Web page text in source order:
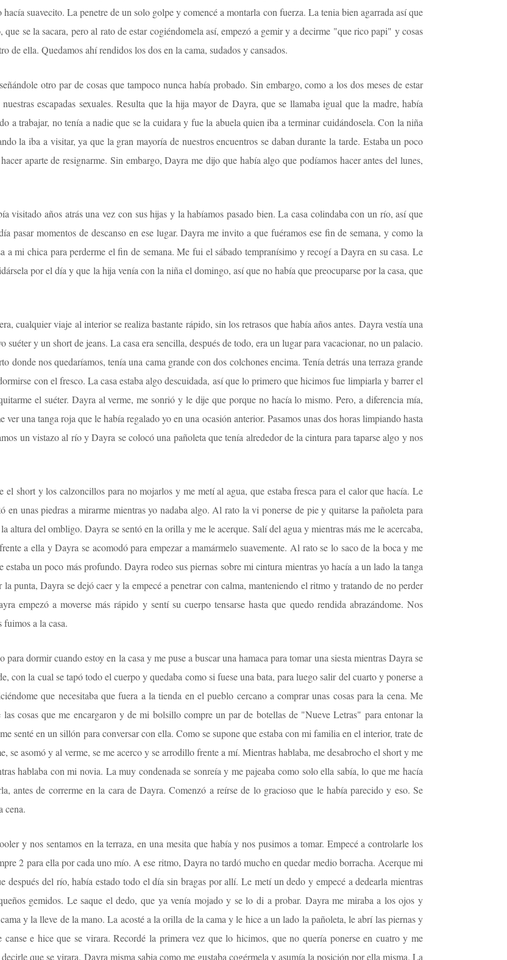
suavecito. La penetre de un solo golpe y comencé a montarla con fuerza. La tenia bien agarrada así que
se la sacara, pero al rato de estar cogiéndomela así, empezó a gemir y a decirme "que rico papi" y cosas
de ella. Quedamos ahí rendidos los dos en la cama, sudados y cansados.
otro par de cosas que tampoco nunca había probado. Sin embargo, como a los dos meses de estar
escapadas sexuales. Resulta que la hija mayor de Dayra, que se llamaba igual que la madre, había
a trabajar, no tenía a nadie que se la cuidara y fue la abuela quien iba a terminar cuidándosela. Con la niña
la iba a visitar, ya que la gran mayoría de nuestros encuentros se daban durante la tarde. Estaba un poco
aparte de resignarme. Sin embargo, Dayra me dijo que había algo que podíamos hacer antes del lunes,
visitado años atrás una vez con sus hijas y la habíamos pasado bien. La casa colindaba con un río, así que
pasar momentos de descanso en ese lugar. Dayra me invito a que fuéramos ese fin de semana, y como la
a mi chica para perderme el fin de semana. Me fui el sábado tempranísimo y recogí a Dayra en su casa. Le
por el día y que la hija venía con la niña el domingo, así que no había que preocuparse por la casa, que
cualquier viaje al interior se realiza bastante rápido, sin los retrasos que había años antes. Dayra vestía una
y un short de jeans. La casa era sencilla, después de todo, era un lugar para vacacionar, no un palacio.
donde nos quedaríamos, tenía una cama grande con dos colchones encima. Tenía detrás una terraza grande
con el fresco. La casa estaba algo descuidada, así que lo primero que hicimos fue limpiarla y barrer el
el suéter. Dayra al verme, me sonrió y le dije que porque no hacía lo mismo. Pero, a diferencia mía,
una tanga roja que le había regalado yo en una ocasión anterior. Pasamos unas dos horas limpiando hasta
un vistazo al río y Dayra se colocó una pañoleta que tenía alrededor de la cintura para taparse algo y nos
short y los calzoncillos para no mojarlos y me metí al agua, que estaba fresca para el calor que hacía. Le
en unas piedras a mirarme mientras yo nadaba algo. Al rato la vi ponerse de pie y quitarse la pañoleta para
altura del ombligo. Dayra se sentó en la orilla y me le acerque. Salí del agua y mientras más me le acercaba,
a ella y Dayra se acomodó para empezar a mamármelo suavemente. Al rato se lo saco de la boca y me
un poco más profundo. Dayra rodeo sus piernas sobre mi cintura mientras yo hacía a un lado la tanga
punta, Dayra se dejó caer y la empecé a penetrar con calma, manteniendo el ritmo y tratando de no perder
empezó a moverse más rápido y sentí su cuerpo tensarse hasta que quedo rendida abrazándome. Nos
fuimos a la casa.
dormir cuando estoy en la casa y me puse a buscar una hamaca para tomar una siesta mientras Dayra se
con la cual se tapó todo el cuerpo y quedaba como si fuese una bata, para luego salir del cuarto y ponerse a
que necesitaba que fuera a la tienda en el pueblo cercano a comprar unas cosas para la cena. Me
cosas que me encargaron y de mi bolsillo compre un par de botellas de "Nueve Letras" para entonar la
senté en un sillón para conversar con ella. Como se supone que estaba con mi familia en el interior, trate de
se asomó y al verme, se me acerco y se arrodillo frente a mí. Mientras hablaba, me desabrocho el short y me
hablaba con mi novia. La muy condenada se sonreía y me pajeaba como solo ella sabía, lo que me hacía
antes de correrme en la cara de Dayra. Comenzó a reírse de lo gracioso que le había parecido y eso. Se
cena.
y nos sentamos en la terraza, en una mesita que había y nos pusimos a tomar. Empecé a controlarle los
2 para ella por cada uno mío. A ese ritmo, Dayra no tardó mucho en quedar medio borracha. Acerque mi
después del río, había estado todo el día sin bragas por allí. Le metí un dedo y empecé a dedearla mientras
gemidos. Le saque el dedo, que ya venía mojado y se lo di a probar. Dayra me miraba a los ojos y
y la lleve de la mano. La acosté a la orilla de la cama y le hice a un lado la pañoleta, le abrí las piernas y
e hice que se virara. Recordé la primera vez que lo hicimos, que no quería ponerse en cuatro y me
que se virara, Dayra misma sabia como me gustaba cogérmela y asumía la posición por ella misma. La